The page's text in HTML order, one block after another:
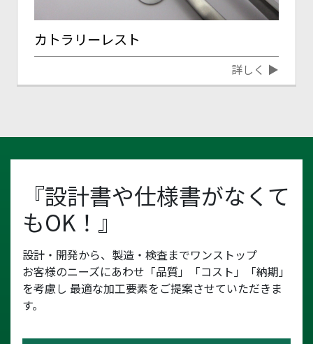
カトラリーレスト
詳しく ▶
『設計書や仕様書がなくて
もOK！』
設計・開発から、製造・検査までワンストップ
お客様のニーズにあわせ「品質」「コスト」「納期」
を考慮し 最適な加工要素をご提案させていただきま
す。